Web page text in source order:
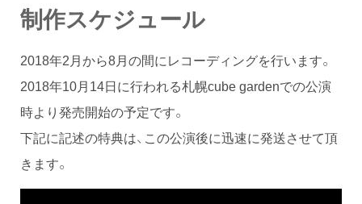
制作スケジュール
2018年2月から8月の間にレコーディングを行います。
2018年10月14日に行われる札幌cube gardenでの公演
時より発売開始の予定です。
下記に記述の特典は、この公演後に迅速に発送させて頂
きます。